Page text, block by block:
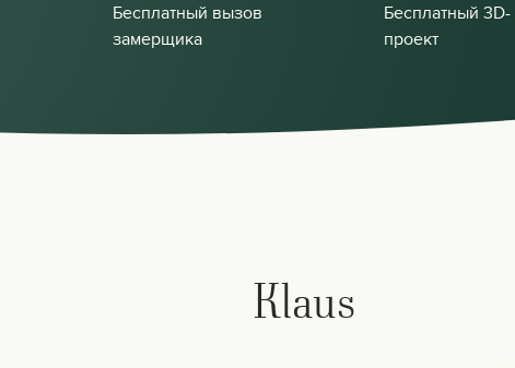
Бесплатный вызов
замерщика
Бесплатный 3D-
проект
Klaus